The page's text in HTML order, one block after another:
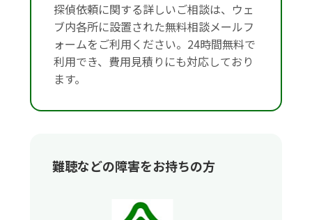
探偵依頼に関する詳しいご相談は、ウェ
ブ内各所に設置された無料相談メールフ
ォームをご利用ください。24時間無料で
利用でき、費用見積りにも対応しており
ます。
難聴などの障害をお持ちの方